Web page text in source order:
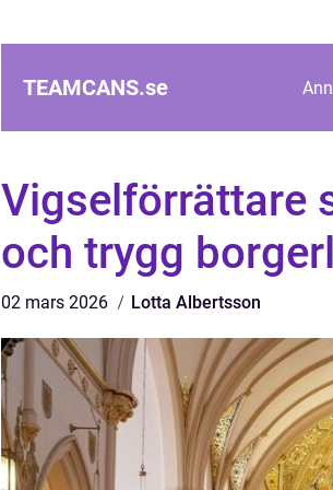
TEAMCANS.se
Vigselförrättare
och trygg
02 mars 2026 Lotta Albertsson